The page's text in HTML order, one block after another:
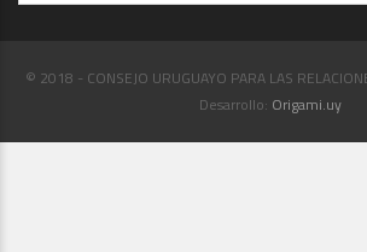
© 2018 - CONSEJO URUGUAYO PARA LAS
Desarrollo: Origami.uy